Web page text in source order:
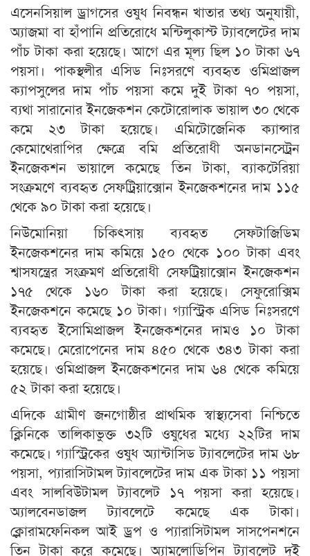
এসেনসিয়াল ড্রাগসের ওষুধ নিবন্ধন খাতার তথ্য অনুযায়ী,
অ্যাজমা বা হাঁপানি প্রতিরোধে মন্টিলুকাস্ট ট্যাবলেটের দাম
পাঁচ টাকা করা হয়েছে। আগে এর মূল্য ছিল ১০ টাকা ৬৭
পয়সা। পাকস্থলীর এসিড নিঃসরণে ব্যবহৃত ওমিপ্রাজল
ক্যাপসুলের দাম পাঁচ পয়সা কমে দুই টাকা ৭০ পয়সা,
ব্যথা সারানোর ইনজেকশন কেটোরোলাক ভায়াল ৩০ থেকে
কমে ২৩ টাকা হয়েছে। এমিটোজেনিক ক্যান্সার
কেমোথেরাপির ক্ষেত্রে বমি প্রতিরোধী অনডানসেট্রন
ইনজেকশন ভায়ালে কমেছে তিন টাকা, ব্যাকটেরিয়া
সংক্রমণে ব্যবহৃত সেফট্রিয়াক্সোন ইনজেকশনের দাম ১১৫
থেকে ৯০ টাকা করা হয়েছে।
নিউমোনিয়া চিকিৎসায় ব্যবহৃত সেফটাজিডিম
ইনজেকশনের দাম কমিয়ে ১৫০ থেকে ১০০ টাকা এবং
শ্বাসযন্ত্রের সংক্রমণ প্রতিরোধী সেফট্রিয়াক্সোন ইনজেকশন
১৭৫ থেকে ১৬০ টাকা করা হয়েছে। সেফুরোক্সিম
ইনজেকশনে কমেছে ১০ টাকা। গ্যাস্ট্রিক এসিড নিঃসরণে
ব্যবহৃত ইসোমিপ্রাজল ইনজেকশনের দামও ১০ টাকা
কমেছে। মেরোপেনের দাম ৪৫০ থেকে ৩৪৩ টাকা করা
হয়েছে। ওমিপ্রাজল ইনজেকশনের দাম ৬৪ থেকে কমিয়ে
৫২ টাকা করা হয়েছে।
এদিকে গ্রামীণ জনগোষ্ঠীর প্রাথমিক স্বাস্থ্যসেবা নিশ্চিতে
ক্লিনিকে তালিকাভুক্ত ৩২টি ওষুধের মধ্যে ২২টির দাম
কমেছে। গ্যাস্ট্রিকের ওষুধ অ্যান্টাসিড ট্যাবলেটের দাম ৬৮
পয়সা, প্যারাসিটামল ট্যাবলেটের দাম এক টাকা ১১ পয়সা
এবং সালবিউটামল ট্যাবলেট ১৭ পয়সা করা হয়েছে।
অ্যালবেনডাজল ট্যাবলেটে কমেছে এক টাকা।
ক্লোরামফেনিকল আই ড্রপ ও প্যারাসিটামল সাসপেনশনে
তিন টাকা করে কমেছে। অ্যামলোডিপিন ট্যাবলেট দুই